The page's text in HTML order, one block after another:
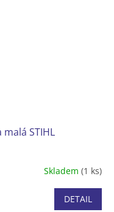
STIHL
Skladem (1 ks)
DETAIL